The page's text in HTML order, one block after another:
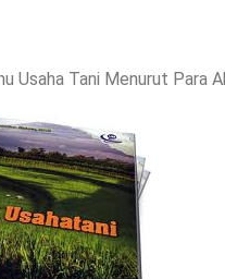
Usaha Tani Menurut Para